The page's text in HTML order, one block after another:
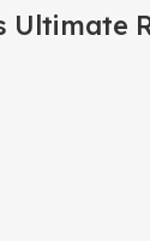
Ultimate